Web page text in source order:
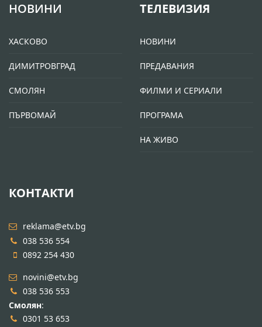
НОВИНИ
ХАСКОВО
ДИМИТРОВГРАД
СМОЛЯН
ПЪРВОМАЙ
ТЕЛЕВИЗИЯ
НОВИНИ
ПРЕДАВАНИЯ
ФИЛМИ И СЕРИАЛИ
ПРОГРАМА
НА ЖИВО
КОНТАКТИ
reklama@etv.bg
038 536 554
0892 254 430
novini@etv.bg
038 536 553
Смолян:
0301 53 653